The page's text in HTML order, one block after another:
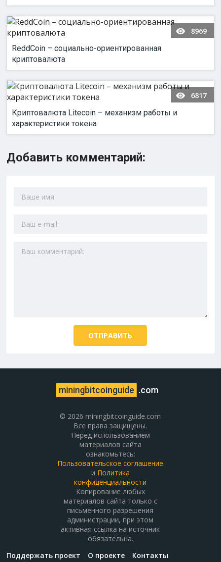
8969
ReddCoin – социально-ориентированная
криптовалюта
6817
Криптовалюта Litecoin – механизм работы и
характеристики токена
Добавить комментарий:
miningbitcoinguide .com
© 2026 miningbitcoinguide.com
Все права защищены.
Перед использованием
материалов сайта
ознакомьтесь:
Пользовательское соглашение
и Политика
конфиденциальности
Копирование любых
материалов сайта только с
письменного разрешения
администрации, при этом
активная ссылка на источник
обязательна.
Поддержать проект
О проекте Контакты